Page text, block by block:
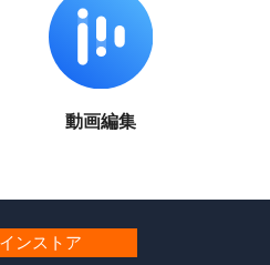
動画編集
ンストア